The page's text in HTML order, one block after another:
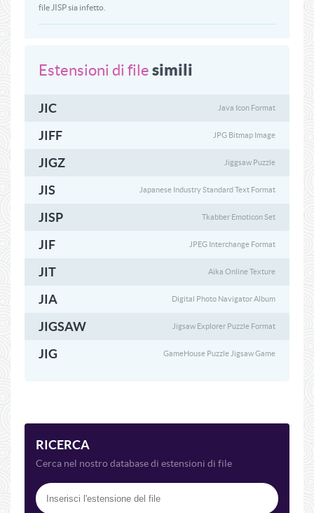
file JISP sia infetto.
Estensioni di file simili
JIC Java Icon Format
JIFF JPG Bitmap Image
JIGZ Jiggsaw Puzzle
JIS Japanese Industry Standard Text Format
JISP Tkabber Emoticon Set
JIF JPEG Interchange Format
JIT Aika Online Texture
JIA Digital Photo Navigator Album
JIGSAW Jigsaw Explorer Puzzle Format
JIG GameHouse Puzzle Jigsaw Game
RICERCA
Cerca nel nostro database di estensioni di file